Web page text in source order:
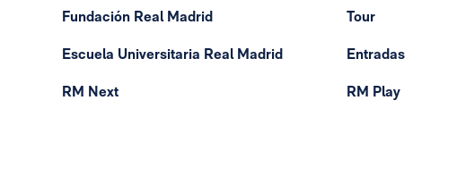
Fundación Real Madrid
Escuela Universitaria Real Madrid
RM Next
Tour
Entradas
RM Play